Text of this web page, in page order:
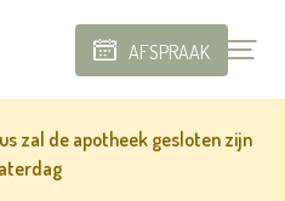
AFSPRAAK
zal de apotheek gesloten zijn